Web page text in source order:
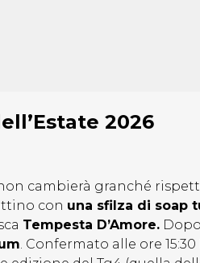
2026
cambierà granché
con una sfilza di soap
Tempesta D’Amore.
. Confermato alle ore 15:30